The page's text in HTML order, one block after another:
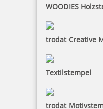
WOODIES
trodat Creative
Textilstempel
trodat